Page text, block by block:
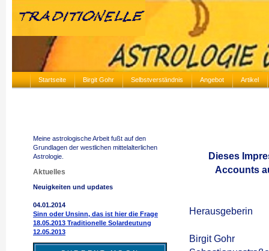
Startseite Birgit Gohr Selbstverständnis Angebot Artikel
Meine astrologische Arbeit fußt auf den
Grundlagen der westlichen mittelalterlichen
Astrologie.
Aktuelles
Neuigkeiten und updates
04.01.2014
Sinn oder Unsinn, das ist hier die Frage
18.05.2013 Traditionelle Solardeutung
12.05.2013
Dieses
Accounts
Herausgeberin
Birgit Gohr